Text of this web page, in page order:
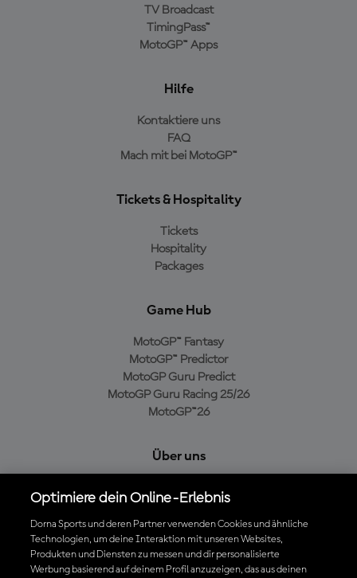
TV Broadcast
TimingPass™
MotoGP™ Apps
Hilfe
Kontaktiere uns
FAQ
Mach mit bei MotoGP™
Tickets & Hospitality
Tickets
Hospitality
Packages
Game Hub
MotoGP™ Fantasy
MotoGP™ Predictor
MotoGP Guru Predict
MotoGP Guru Racing 25/26
MotoGP™26
Über uns
Cookie-Richtlinien
Geschäftsbedingungen
Datenschutzrichtlinien
Kaufrichtlinie
Optimiere dein Online-Erlebnis
Dorna Sports und deren Partner verwenden Cookies und ähnliche
Technologien, um deine Interaktion mit unseren Websites,
Produkten und Diensten zu messen und dir personalisierte
Werbung basierend auf deinem Profil anzuzeigen, das aus deinen